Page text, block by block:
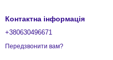
Контактна інформація
+380630496671
Передзвонити вам?